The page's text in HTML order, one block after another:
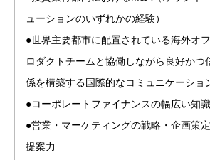
ューションのいずれかの経験）
●世界主要都市に配置されている海外オ
ロダクトチームと協働しながら良好かつ
係を構築する国際的なコミュニケーショ
●コーポレートファイナンスの幅広い知
●営業・マーケティングの戦略・企画策
提案力